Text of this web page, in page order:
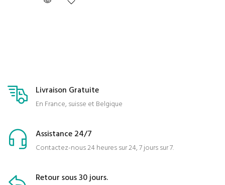
Livraison Gratuite
En France, suisse et Belgique
Assistance 24/7
Contactez-nous 24 heures sur 24, 7 jours sur 7.
Retour sous 30 jours.